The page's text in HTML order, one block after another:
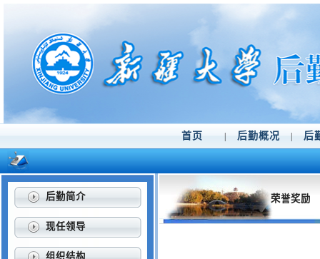
首页 后勤概况 后
后勤简介
现任领导
组织结构
荣誉奖励